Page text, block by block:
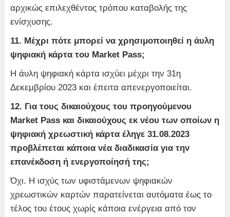
αρχικώς επιλεχθέντος τρόπου καταβολής της
ενίσχυσης.
11. Μέχρι πότε μπορεί να χρησιμοποιηθεί η άυλη
ψηφιακή κάρτα του Market Pass;
Η άυλη ψηφιακή κάρτα ισχύει μέχρι την 31η
Δεκεμβρίου 2023 και έπειτα απενεργοποιείται.
12. Για τους δικαιούχους του προηγούμενου
Market Pass και δικαιούχους εκ νέου των οποίων η
ψηφιακή χρεωστική κάρτα έληγε 31.08.2023
προβλέπεται κάποια νέα διαδικασία για την
επανέκδοση ή ενεργοποίησή της;
Όχι. Η ισχύς των υφιστάμενων ψηφιακών
χρεωστικών καρτών παρατείνεται αυτόματα έως το
τέλος του έτους χωρίς κάποια ενέργεια από τον